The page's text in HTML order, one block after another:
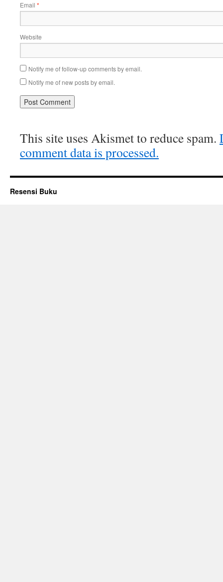
Email *
Website
Notify me of follow-up comments by email.
Notify me of new posts by email.
This site uses Akismet to reduce spam.
comment data is processed.
Resensi Buku